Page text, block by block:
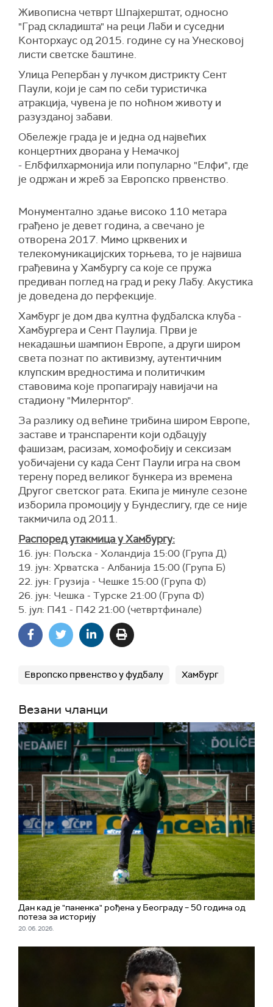
Живописна четврт Шпајхерштат, односно
"Град складишта" на реци Лаби и суседни
Конторхаус од 2015. године су на Унесковој
листи светске баштине.
Улица Репербан у лучком дистрикту Сент
Паули, који је сам по себи туристичка
атракција, чувена је по ноћном животу и
разузданој забави.
Обележје града је и једна од највећих
концертних дворана у Немачкој
- Елбфилхармонија или популарно "Елфи", где
је одржан и жреб за Европско првенство.
Монументално здање високо 110 метара
грађено је девет година, а свечано је
отворена 2017. Мимо црквених и
телекомуникацијских торњева, то је највиша
грађевина у Хамбургу са које се пружа
предиван поглед на град и реку Лабу. Акустика
је доведена до перфекције.
Хамбург је дом два култна фудбалска клуба -
Хамбургера и Сент Паулија. Први је
некадашњи шампион Европе, а други широм
света познат по активизму, аутентичним
клупским вредностима и политичким
ставовима које пропагирају навијачи на
стадиону "Милернтор".
За разлику од већине трибина широм Европе,
заставе и транспаренти који одбацују
фашизам, расизам, хомофобију и сексизам
уобичајени су када Сент Паули игра на свом
терену поред великог бункера из времена
Другог светског рата. Екипа је минуле сезоне
изборила промоцију у Бундеслигу, где се није
такмичила од 2011.
Распоред утакмица у Хамбургу:
16. јун: Пољска - Холандија 15:00 (Група Д)
19. јун: Хрватска - Албанија 15:00 (Група Б)
22. јун: Грузија - Чешке 15:00 (Група Ф)
26. јун: Чешка - Турске 21:00 (Група Ф)
5. јул: П41 - П42 21:00(четвртфинале)
Европско првенство у фудбалу Хамбург
Везани чланци
Дан кад је "паненка" рођена у Београду – 50 година од
потеза за историју
20. 06. 2026.